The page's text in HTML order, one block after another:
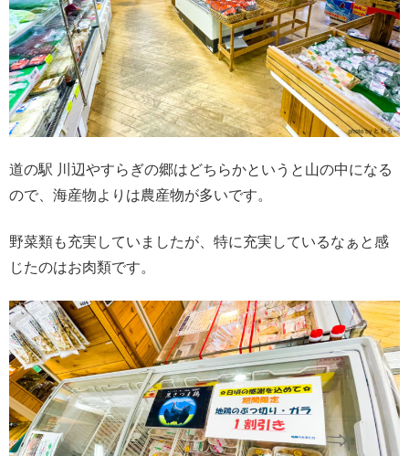
道の駅 川辺やすらぎの郷はどちらかというと山の中になる
ので、海産物よりは農産物が多いです。
野菜類も充実していましたが、特に充実しているなぁと感
じたのはお肉類です。